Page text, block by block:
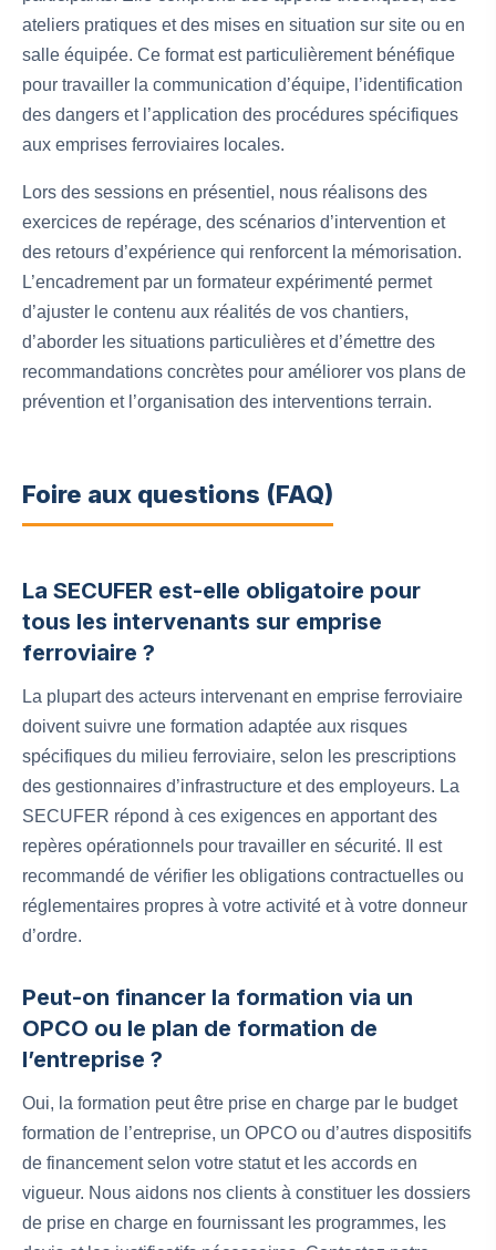
ateliers pratiques et des mises en situation sur site ou en
salle équipée. Ce format est particulièrement bénéfique
pour travailler la communication d’équipe, l’identification
des dangers et l’application des procédures spécifiques
aux emprises ferroviaires locales.
Lors des sessions en présentiel, nous réalisons des
exercices de repérage, des scénarios d’intervention et
des retours d’expérience qui renforcent la mémorisation.
L’encadrement par un formateur expérimenté permet
d’ajuster le contenu aux réalités de vos chantiers,
d’aborder les situations particulières et d’émettre des
recommandations concrètes pour améliorer vos plans de
prévention et l’organisation des interventions terrain.
Foire aux questions (FAQ)
La SECUFER est-elle obligatoire pour
tous les intervenants sur emprise
ferroviaire ?
La plupart des acteurs intervenant en emprise ferroviaire
doivent suivre une formation adaptée aux risques
spécifiques du milieu ferroviaire, selon les prescriptions
des gestionnaires d’infrastructure et des employeurs. La
SECUFER répond à ces exigences en apportant des
repères opérationnels pour travailler en sécurité. Il est
recommandé de vérifier les obligations contractuelles ou
réglementaires propres à votre activité et à votre donneur
d’ordre.
Peut-on financer la formation via un
OPCO ou le plan de formation de
l’entreprise ?
Oui, la formation peut être prise en charge par le budget
formation de l’entreprise, un OPCO ou d’autres dispositifs
de financement selon votre statut et les accords en
vigueur. Nous aidons nos clients à constituer les dossiers
de prise en charge en fournissant les programmes, les